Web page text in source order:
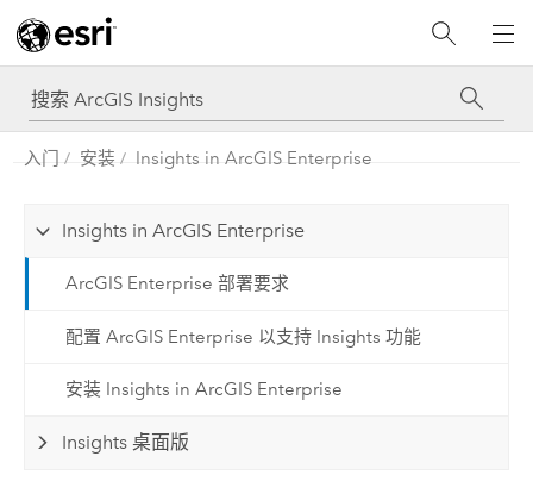
入门 安装 Insights in ArcGIS Enterprise
Insights in ArcGIS Enterprise
ArcGIS Enterprise 部署要求
配置 ArcGIS Enterprise 以支持 Insights 功能
安装 Insights in ArcGIS Enterprise
Insights 桌面版